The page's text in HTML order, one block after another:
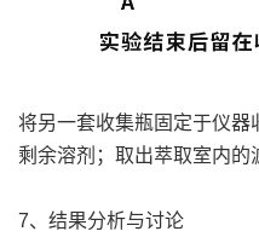
将另一套收集瓶固定于仪器
剩余溶剂；取出萃取室内的
7、结果分析与讨论